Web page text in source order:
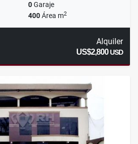
0Garaje
400Área m2
Alquiler
US$2,800USD